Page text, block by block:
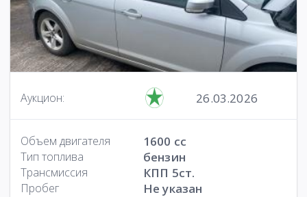
Аукцион: 26.03.2026
Объем двигателя 1600 cc
Тип топлива бензин
Трансмиссия КПП 5ст.
Пробег Не указан